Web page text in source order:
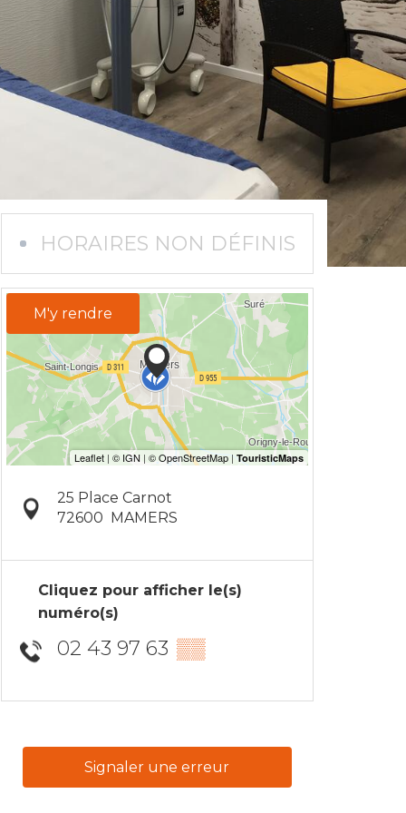
HORAIRES NON DÉFINIS
M'y rendre
25 Place Carnot
72600
MAMERS
Cliquez pour afficher le(s)
numéro(s)
02 43 97 63 ▒▒
Signaler une erreur